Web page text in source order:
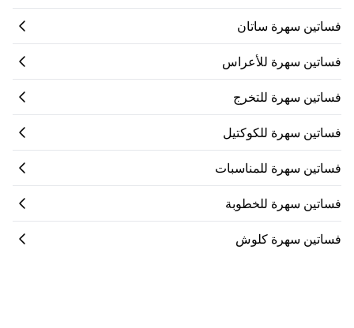
فساتين سهرة ساتان
فساتين سهرة للأعراس
فساتين سهرة للتخرج
فساتين سهرة للكوكتيل
فساتين سهرة للمناسبات
فساتين سهرة للخطوبة
فساتين سهرة كلوش